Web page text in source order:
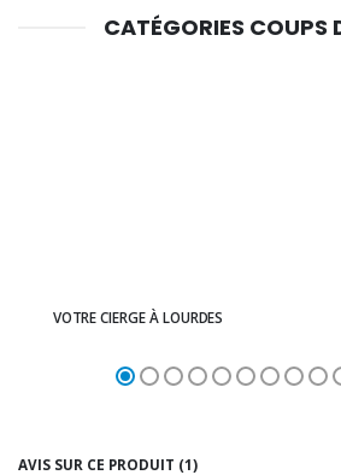
CATÉGORIES COUPS
VOTRE CIERGE À LOURDES
AVIS SUR CE PRODUIT (1)